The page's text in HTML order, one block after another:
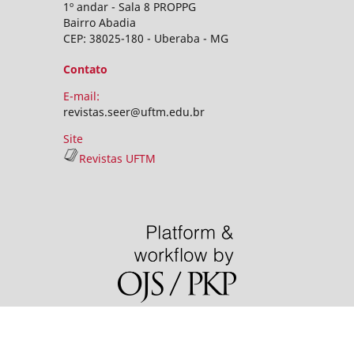
1º andar - Sala 8 PROPPG
Bairro Abadia
CEP: 38025-180 - Uberaba - MG
Contato
E-mail:
revistas.seer@uftm.edu.br
Site
Revistas UFTM